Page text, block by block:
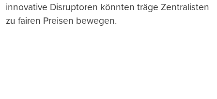
innovative Disruptoren könnten träge Zentralisten
zu fairen Preisen bewegen.